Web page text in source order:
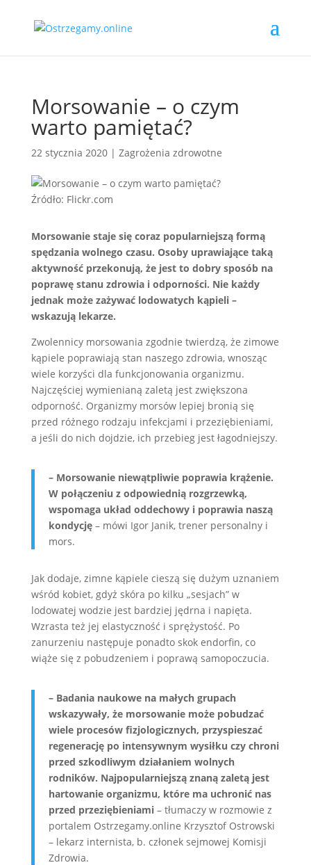
Morsowanie – o czym
warto pamiętać?
22 stycznia 2020| Zagrożenia zdrowotne
Źródło: Flickr.com
Morsowanie staje się coraz popularniejszą formą
spędzania wolnego czasu. Osoby uprawiające taką
aktywność przekonują, że jest to dobry sposób na
poprawę stanu zdrowia i odporności. Nie każdy
jednak może zażywać lodowatych kąpieli –
wskazują lekarze.
Zwolennicy morsowania zgodnie twierdzą, że zimowe
kąpiele poprawiają stan naszego zdrowia, wnosząc
wiele korzyści dla funkcjonowania organizmu.
Najczęściej wymienianą zaletą jest zwiększona
odporność. Organizmy morsów lepiej bronią się
przed różnego rodzaju infekcjami i przeziębieniami,
a jeśli do nich dojdzie, ich przebieg jest łagodniejszy.
– Morsowanie niewątpliwie poprawia krążenie.
W połączeniu z odpowiednią rozgrzewką,
wspomaga układ oddechowy i poprawia naszą
kondycję– mówi Igor Janik, trener personalny i
mors.
Jak dodaje, zimne kąpiele cieszą się dużym uznaniem
wśród kobiet, gdyż skóra po kilku „sesjach” w
lodowatej wodzie jest bardziej jędrna i napięta.
Wzrasta też jej elastyczność i sprężystość. Po
zanurzeniu następuje ponadto skok endorfin, co
wiąże się z pobudzeniem i poprawą samopoczucia.
– Badania naukowe na małych grupach
wskazywały, że morsowanie może pobudzać
wiele procesów fizjologicznych, przyspieszać
regenerację po intensywnym wysiłku czy chroni
przed szkodliwym działaniem wolnych
rodników. Najpopularniejszą znaną zaletą jest
hartowanie organizmu, które ma uchronić nas
przed przeziębieniami – tłumaczy w rozmowie z
portalem Ostrzegamy.online Krzysztof Ostrowski
– lekarz internista, b. członek sejmowej Komisji
Zdrowia.